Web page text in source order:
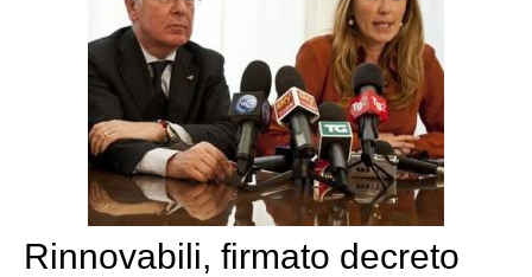
Rinnovabili, firmato decreto